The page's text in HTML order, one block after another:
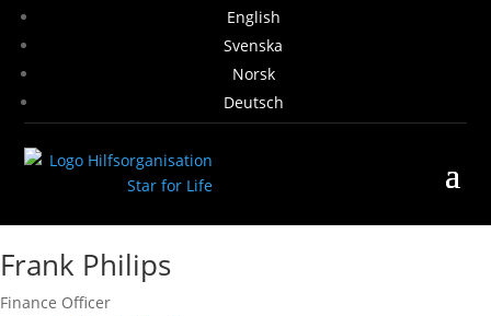
English
Svenska
Norsk
Deutsch
Frank Philips
Finance Officer